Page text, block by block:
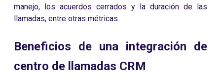
manejo, los acuerdos cerrados y la duración de las
llamadas, entre otras métricas.
Beneficios de una integración de
centro de llamadas CRM